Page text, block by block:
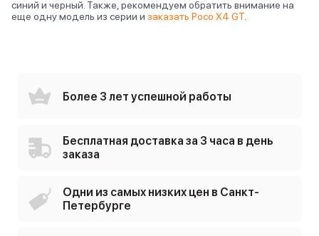
синий и черный. Также, рекомендуем обратить внимание на
еще одну модель из серии и заказать Poco X4 GT.
Более 3 лет успешной работы
Бесплатная доставка за 3 часа в день
заказа
Одни из самых низких цен в Санкт-
Петербурге